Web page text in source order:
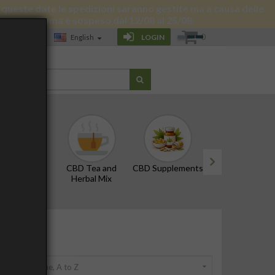
date le spedizioni saranno gestite ma a causa delle
a Roma è sospeso dal 12/08 al 25/08.
English LOGIN 0
CBD Tea and
Herbal Mix
CBD Supplements Edibles and
Name, A to Z 